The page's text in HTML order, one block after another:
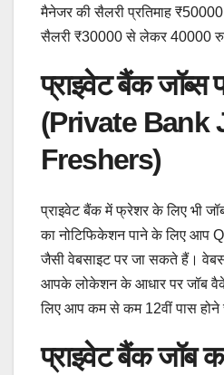
मैनेजर की सैलरी प्रतिमाह
सैलरी ₹30000 से लेकर 40000
प्राइवेट बैंक जॉब्स
(Private Bank
Freshers)
प्राइवेट बैंक में फ्रेशर के लिए भी
का नोटिफिकेशन पाने के लिए आप
जैसी वेबसाइट पर जा सकते हैं।
आपके लोकेशन के आधार पर जॉब
लिए आप कम से कम 12वीं पास होने
प्राइवेट बैंक जॉब